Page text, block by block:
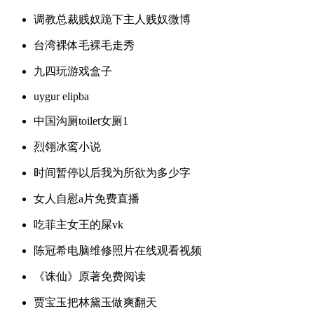
调教总裁贱奴跪下主人贱奴微博
台湾裸体毛裸毛走秀
九四玩游戏盒子
uygur elipba
中国沟厕toilet女厕1
烈翎冰鸾小说
时间暂停以后我为所欲为多少字
女人自慰a片免费直播
吃菲主女王的屎vk
陈冠希电脑维修照片在线观看视频
《诛仙》原著免费阅读
贾宝玉把林黛玉做爽翻天